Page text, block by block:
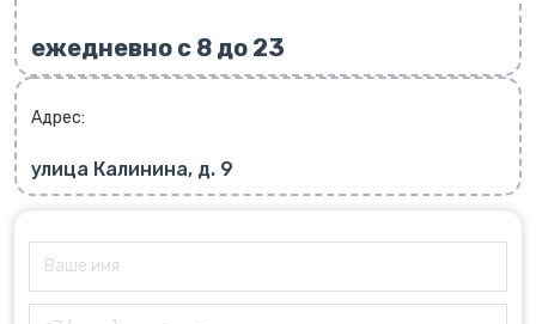
ежедневно с 8 до 23
Адрес:
улица Калинина, д. 9